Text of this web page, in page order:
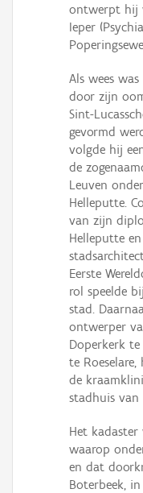
ontwerpt hij
Ieper
Als wees
door zijn
Sint-
gevormd
volgde hij
de
Leuven
Helleputte.
van zijn
Helleputte
Eerste
rol speelde
stad.
ontwerper
Doperkerk
te Roeselare,
de
stadhuis van
Het
waarop
en dat
Boterbeek,